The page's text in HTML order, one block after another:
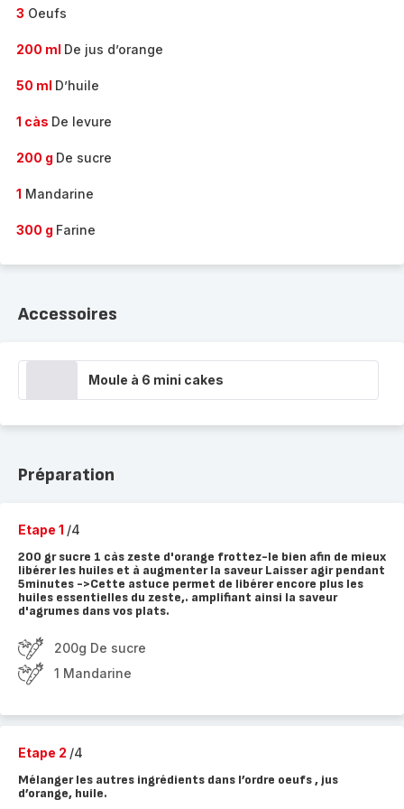
3 Oeufs
200 ml De jus d’orange
50 ml D’huile
1 càs De levure
200 g De sucre
1 Mandarine
300 g Farine
Accessoires
Moule à 6 mini cakes
Préparation
Etape 1 /4
200 gr sucre 1 càs zeste d'orange frottez-le bien afin de mieux
libérer les huiles et à augmenter la saveur Laisser agir pendant
5minutes ->Cette astuce permet de libérer encore plus les
huiles essentielles du zeste,. amplifiant ainsi la saveur
d'agrumes dans vos plats.
200g De sucre
1 Mandarine
Etape 2 /4
Mélanger les autres ingrédients dans l’ordre oeufs , jus
d’orange, huile.